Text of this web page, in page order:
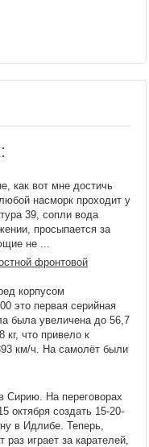
как вот мне достичь
насморк проходит у
39, сопли вода
просыпается за
не ...
фронтовой
корпусом
это первая серийная
была увеличена до 56,7
кг, что привело к
км/ч. На самолёт были
Сирию. На переговорах
октября создать 15-20-
в Идлибе. Теперь,
играет за карателей,